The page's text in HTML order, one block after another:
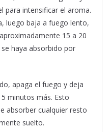
para intensificar el aroma.
luego baja a fuego lento,
15 a 20
haya absorbido por
apaga el fuego y deja
minutos más. Esto
absorber cualquier resto
suelto.